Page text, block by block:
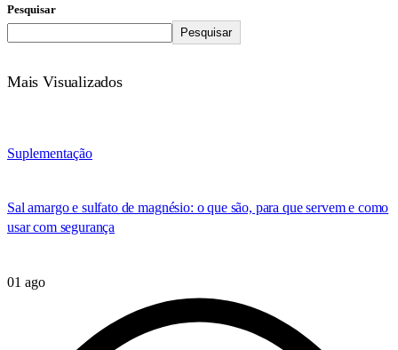
Pesquisar
Pesquisar
Mais Visualizados
Suplementação
Sal amargo e sulfato de magnésio: o que são, para que servem e como
usar com segurança
01 ago